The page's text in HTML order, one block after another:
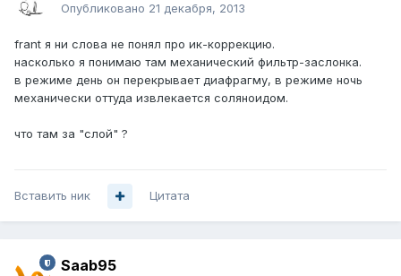
Опубликовано 21 декабря, 2013
frant я ни слова не понял про ик-коррекцию.
насколько я понимаю там механический фильтр-заслонка.
в режиме день он перекрывает диафрагму, в режиме ночь
механически оттуда извлекается соляноидом.
что там за "слой" ?
Вставить ник Цитата
Saab95